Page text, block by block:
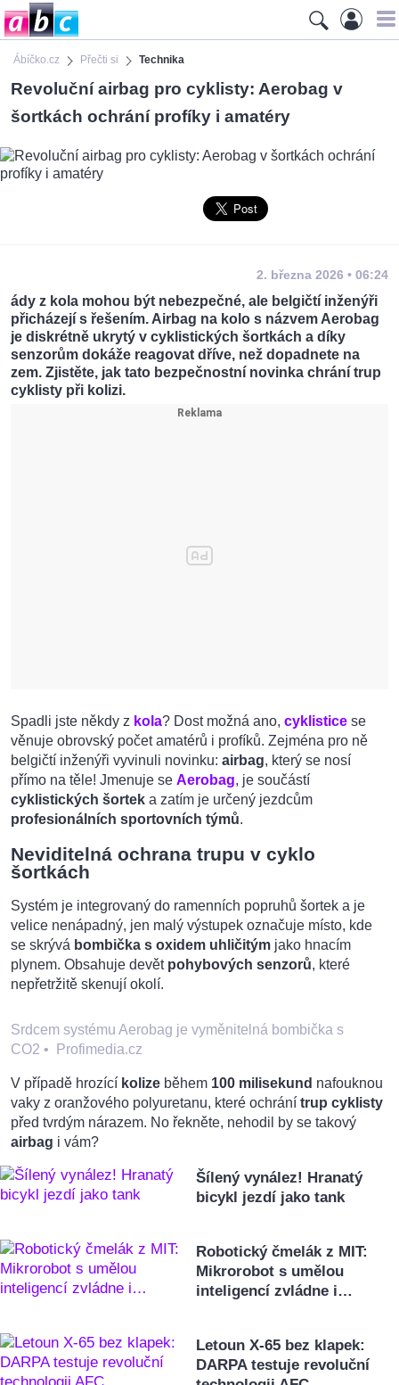
Ábíčko.cz Přečti si Technika
Revoluční airbag pro cyklisty: Aerobag v
šortkách ochrání profíky i amatéry
2. března 2026 • 06:24
ády z kola mohou být nebezpečné, ale belgičtí inženýři
přicházejí s řešením. Airbag na kolo s názvem Aerobag
je diskrétně ukrytý v cyklistických šortkách a díky
senzorům dokáže reagovat dříve, než dopadnete na
zem. Zjistěte, jak tato bezpečnostní novinka chrání trup
cyklisty při kolizi.
Spadli jste někdy z kola? Dost možná ano, cyklistice se
věnuje obrovský počet amatérů i profíků. Zejména pro ně
belgičtí inženýři vyvinuli novinku: airbag, který se nosí
přímo na těle! Jmenuje se Aerobag, je součástí
cyklistických šortek a zatím je určený jezdcům
profesionálních sportovních týmů.
Neviditelná ochrana trupu v cyklo
šortkách
Systém je integrovaný do ramenních popruhů šortek a je
velice nenápadný, jen malý výstupek označuje místo, kde
se skrývá bombička s oxidem uhličitým jako hnacím
plynem. Obsahuje devět pohybových senzorů, které
nepřetržitě skenují okolí.
Srdcem systému Aerobag je vyměnitelná bombička s
CO2 • Profimedia.cz
V případě hrozící kolize během 100 milisekund nafouknou
vaky z oranžového polyuretanu, které ochrání trup cyklisty
před tvrdým nárazem. No řekněte, nehodil by se takový
airbag i vám?
Šílený vynález! Hranatý
bicykl jezdí jako tank
Robotický čmelák z MIT:
Mikrorobot s umělou
inteligencí zvládne i…
Letoun X-65 bez klapek:
DARPA testuje revoluční